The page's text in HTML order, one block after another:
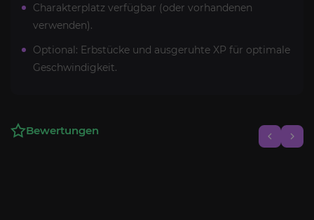
Charakterplatz verfügbar (oder vorhandenen
verwenden).
Optional: Erbstücke und ausgeruhte XP für optimale
Geschwindigkeit.
Bewertungen